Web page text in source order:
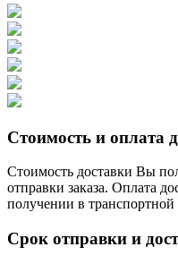
Стоимость и оплата
Стоимость доставки Вы
отправки заказа. Оплата
получении в
Срок отправки и